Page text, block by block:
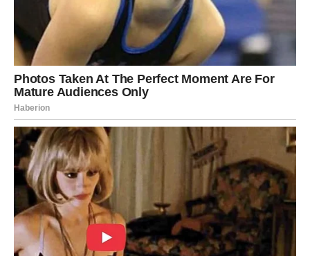
Jarčevi danas ulaze u fazu karmičkog vraćanja.
Sve što si radio – dobro ili loše – sada dolazi na naplatu.
Ali, za mnoge Jarčeve ovo će biti dan nagrade. Trud koji
si ulagao konačno se isplati.
U ljubavi, dolazi stabilnost, ali samo ako si bio iskren.